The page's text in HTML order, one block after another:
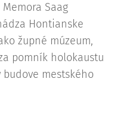
Saag
Hontianske
župné múzeum,
pomník holokaustu
mestského